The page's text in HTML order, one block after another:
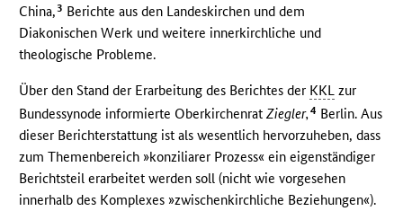
China,3 Berichte aus den Landeskirchen und dem
Diakonischen Werk und weitere innerkirchliche und
theologische Probleme.
Über den Stand der Erarbeitung des Berichtes der KKL zur
Bundessynode informierte OberkirchenratZiegler, 4 Berlin. Aus
dieser Berichterstattung ist als wesentlich hervorzuheben, dass
zum Themenbereich »konziliarer Prozess« ein eigenständiger
Berichtsteil erarbeitet werden soll (nicht wie vorgesehen
innerhalb des Komplexes »zwischenkirchliche Beziehungen«).